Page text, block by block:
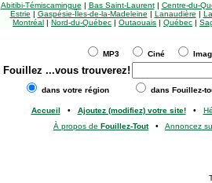
Abitibi-Témiscamingue | Bas Saint-Laurent| Centre-du-
Estrie | Gaspésie-Îles-de-la-Madeleine | Lanaudière |
Montréal | Nord-du-Québec | Outaouais | Québec |
MP3 Ciné
Fouillez ...vous trouverez!
dans votre région dans Fouillez-
Accueil • Ajoutez (modifiez) votre site!•
À propos de Fouillez-Tout• Annoncez